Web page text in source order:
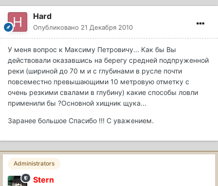
Hard
Опубликовано 21 Декабря 2010
У меня вопрос к Максиму Петровичу... Как бы Вы
действовали оказавшись на берегу средней подпруженной
реки (шириной до 70 м и с глубинами в русле почти
повсеместно превышающими 10 метровую отметку с
очень резкими свалами в глубину) какие способы ловли
применили бы ?Основной хищник щука...
Заранее большое Спасибо !!! С уважением.
Administrators
Stern